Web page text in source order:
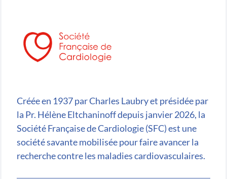
Créée en 1937 par Charles Laubry et présidée par
la Pr. Hélène Eltchaninoff depuis janvier 2026, la
Société Française de Cardiologie (SFC) est une
société savante mobilisée pour faire avancer la
recherche contre les maladies cardiovasculaires.